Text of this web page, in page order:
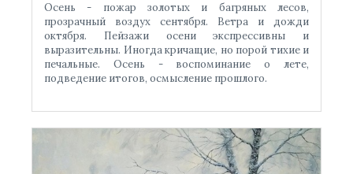
Осень - пожар золотых и багряных лесов,
прозрачный воздух сентября. Ветра и дожди
октября. Пейзажи осени экспрессивны и
выразительны. Иногда кричащие, но порой тихие и
печальные. Осень - воспоминание о лете,
подведение итогов, осмысление прошлого.